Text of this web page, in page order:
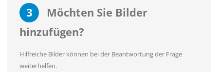
3
Möchten Sie Bilder
hinzufügen?
Hilfreiche Bilder können bei der Beantwortung der Frage
weiterhelfen.